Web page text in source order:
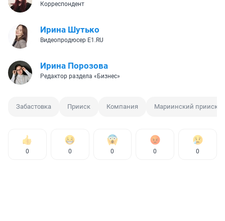
Корреспондент
Ирина Шутько
Видеопродюсер E1.RU
Ирина Порозова
Редактор раздела «Бизнес»
Забастовка Прииск Компания Мариинский прииск
0 0 0 0 0